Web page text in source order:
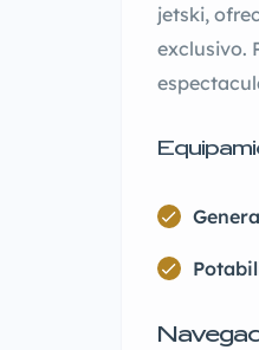
jetski,
exclusivo.